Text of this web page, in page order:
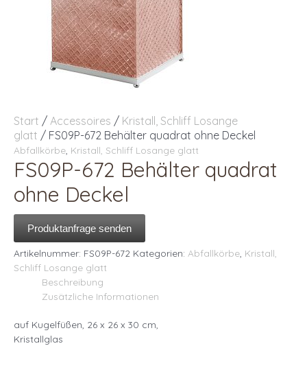
Start / Accessoires / Kristall, Schliff Losange
glatt / FS09P-672 Behälter quadrat ohne Deckel
Abfallkörbe Kristall, Schliff Losange glatt
FS09P-672 Behälter quadrat
ohne Deckel
Produktanfrage senden
Artikelnummer: FS09P-672 Kategorien: Abfallkörbe Kristall,
Schliff Losange glatt
Beschreibung
Zusätzliche Informationen
auf Kugelfüßen, 26 x 26 x 30 cm,
Kristallglas